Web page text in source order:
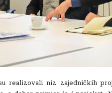
realizovali niz zajedničkih